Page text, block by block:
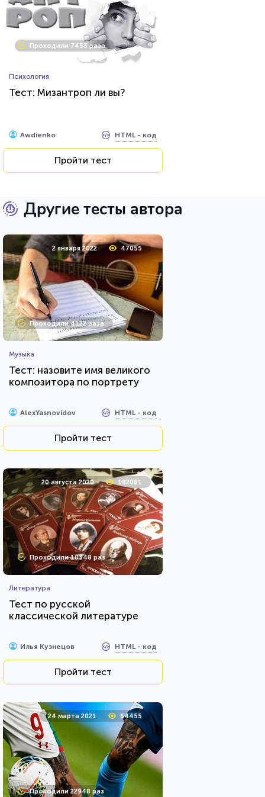
Проходили 7453 раза
Психология
Тест: Мизантроп ли вы?
Awdienko HTML - код
Пройти тест
Другие тесты автора
2 января 2022 47055
Проходили 4122 раза
Музыка
Тест: назовите имя великого
композитора по портрету
AlexYasnovidov HTML - код
Пройти тест
20 августа 2020 182081
Проходили 10348 раз
Литература
Тест по русской
классической литературе
Илья Кузнецов HTML - код
Пройти тест
24 марта 2021 64455
Проходили 22948 раз